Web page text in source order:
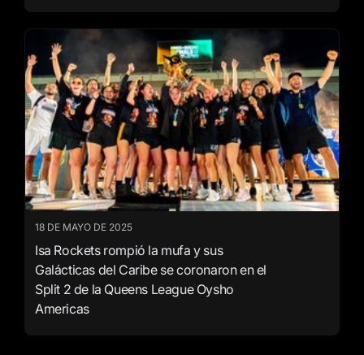
18 DE MAYO DE 2025
Isa Rockets rompió la mufa y sus
Galácticas del Caribe se coronaron en el
Split 2 de la Queens League Oysho
Americas